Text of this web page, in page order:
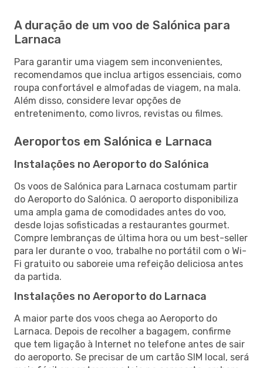
A duração de um voo de Salónica para
Larnaca
Para garantir uma viagem sem inconvenientes,
recomendamos que inclua artigos essenciais, como
roupa confortável e almofadas de viagem, na mala.
Além disso, considere levar opções de
entretenimento, como livros, revistas ou filmes.
Aeroportos em Salónica e Larnaca
Instalações no Aeroporto do Salónica
Os voos de Salónica para Larnaca costumam partir
do Aeroporto do Salónica. O aeroporto disponibiliza
uma ampla gama de comodidades antes do voo,
desde lojas sofisticadas a restaurantes gourmet.
Compre lembranças de última hora ou um best-seller
para ler durante o voo, trabalhe no portátil com o Wi-
Fi gratuito ou saboreie uma refeição deliciosa antes
da partida.
Instalações no Aeroporto do Larnaca
A maior parte dos voos chega ao Aeroporto do
Larnaca. Depois de recolher a bagagem, confirme
que tem ligação à Internet no telefone antes de sair
do aeroporto. Se precisar de um cartão SIM local, será